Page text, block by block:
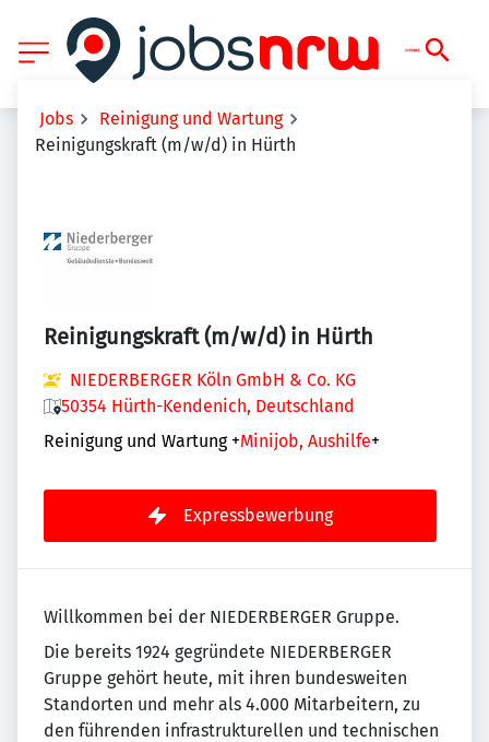
Jobs
Reinigung und Wartung
Reinigungskraft (m/w/d) in Hürth
Reinigungskraft (m/w/d) in Hürth
NIEDERBERGER Köln GmbH & Co. KG
50354 Hürth-Kendenich, Deutschland
Reinigung und Wartung +Minijob, Aushilfe+
Expressbewerbung
Willkommen bei der NIEDERBERGER Gruppe.
Die bereits 1924 gegründete NIEDERBERGER
Gruppe gehört heute, mit ihren bundesweiten
Standorten und mehr als 4.000 Mitarbeitern, zu
den führenden infrastrukturellen und technischen